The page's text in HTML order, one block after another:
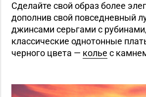
Сделайте свой образ более
дополнив свой повседневный
джинсами серьгами с
классические однотонные
черного цвета — колье с